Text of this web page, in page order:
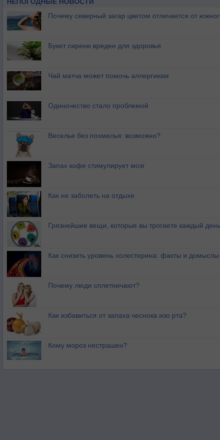
НЕПОГОДНЫЕ НОВОСТИ
Почему северный загар цветом отличается от
Букет сирени вреден для здоровья
Чай матча может помочь аллергикам
Одиночество стало проблемой
Веселье без похмелья: возможно?
Запах кофе стимулирует мозг
Как не заболеть на отдыхе
Грязнейшие вещи, которые вы трогаете каждый день
Как снизить уровень холестерина: факты и домыслы
Почему люди сплетничают?
Как избавиться от запаха чеснока изо рта?
Кому мороз нестрашен?